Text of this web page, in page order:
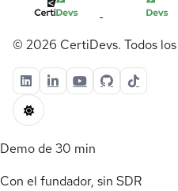
© 2026 CertiDevs. Todos
Demo de 30 min
Con el fundador, sin SDR